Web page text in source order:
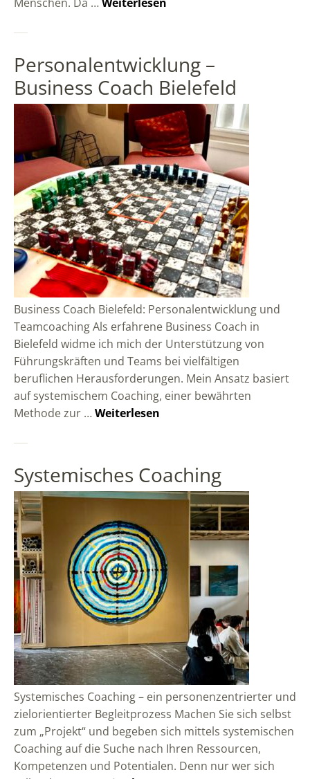
Personalentwicklung –
Business Coach Bielefeld
Business Coach Bielefeld: Personalentwicklung und
Teamcoaching Als erfahrene Business Coach in
Bielefeld widme ich mich der Unterstützung von
Führungskräften und Teams bei vielfältigen
beruflichen Herausforderungen. Mein Ansatz basiert
auf systemischem Coaching, einer bewährten
Methode zur …Weiterlesen
Systemisches Coaching
Systemisches Coaching – ein personenzentrierter und
zielorientierter Begleitprozess Machen Sie sich selbst
zum „Projekt“ und begeben sich mittels systemischen
Coaching auf die Suche nach Ihren Ressourcen,
Kompetenzen und Potentialen. Denn nur wer sich